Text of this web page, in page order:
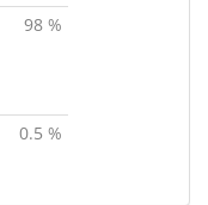
98 %
0.5 %